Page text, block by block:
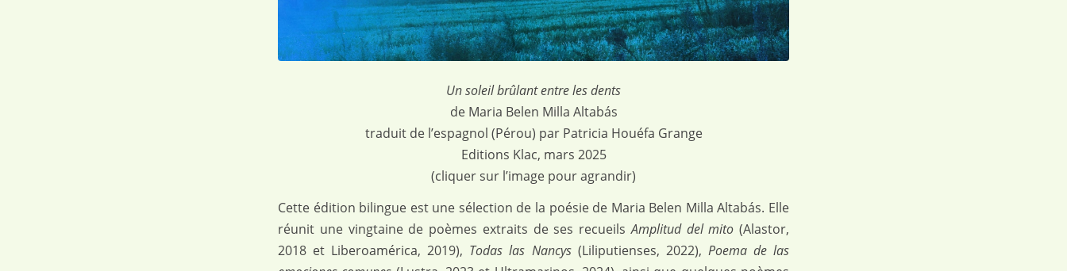
Un soleil brûlant entre les dents
de Maria Belen Milla Altabás
traduit de l’espagnol (Pérou) par Patricia Houéfa Grange
Editions Klac, mars 2025
(cliquer sur l’image pour agrandir)
Cette édition bilingue est une sélection de la poésie de Maria Belen Milla Altabás. Elle
réunit une vingtaine de poèmes extraits de ses recueilsAmplitud del mito (Alastor,
2018 et Liberoamérica, 2019), Todas las Nancys(Liliputienses, 2022), Poema de las